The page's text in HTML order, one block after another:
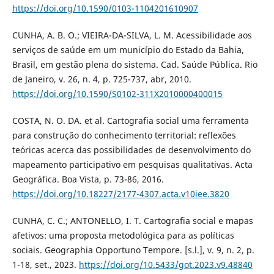
https://doi.org/10.1590/0103-1104201610907
CUNHA, A. B. O.; VIEIRA-DA-SILVA, L. M. Acessibilidade aos
serviços de saúde em um município do Estado da Bahia,
Brasil, em gestão plena do sistema. Cad. Saúde Pública. Rio
de Janeiro, v. 26, n. 4, p. 725-737, abr, 2010.
https://doi.org/10.1590/S0102-311X2010000400015
COSTA, N. O. DA. et al. Cartografia social uma ferramenta
para construção do conhecimento territorial: reflexões
teóricas acerca das possibilidades de desenvolvimento do
mapeamento participativo em pesquisas qualitativas. Acta
Geográfica. Boa Vista, p. 73-86, 2016.
https://doi.org/10.18227/2177-4307.acta.v10iee.3820
CUNHA, C. C.; ANTONELLO, I. T. Cartografia social e mapas
afetivos: uma proposta metodológica para as políticas
sociais. Geographia Opportuno Tempore. [s.l.], v. 9, n. 2, p.
1-18, set., 2023. https://doi.org/10.5433/got.2023.v9.48840